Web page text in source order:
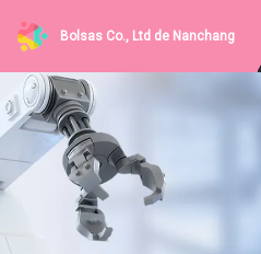
Bolsas Co., Ltd de Nanchang